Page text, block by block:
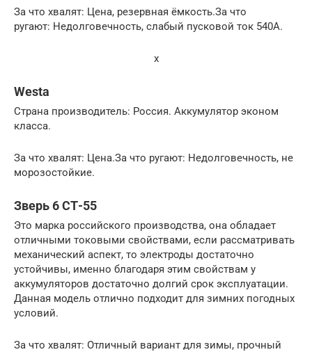
За что хвалят: Цена, резервная ёмкость.За что
ругают: Недолговечность, слабый пусковой ток 540А.
x
Westa
Страна производитель: Россия. Аккумулятор эконом
класса.
За что хвалят: Цена.За что ругают: Недолговечность, не
морозостойкие.
Зверь 6 СТ-55
Это марка российского производства, она обладает
отличными токовыми свойствами, если рассматривать
механический аспект, то электроды достаточно
устойчивы, именно благодаря этим свойствам у
аккумуляторов достаточно долгий срок эксплуатации.
Данная модель отлично подходит для зимних погодных
условий.
За что хвалят: Отличный вариант для зимы, прочный